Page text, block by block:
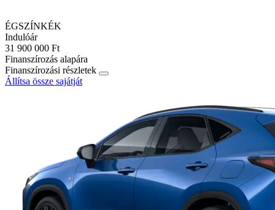
ÉGSZÍNKÉK
Indulóár
31 900 000 Ft
Finanszírozás alapára
Finanszírozási részletek
Állítsa össze sajátját